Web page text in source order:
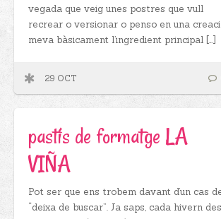
vegada que veig unes postres que vull
recrear o versionar o penso en una
meva bàsicament l’ingredient principal […]
29 OCT
pastís de formatge LA
VIÑA
Pot ser que ens trobem davant d’un cas
“deixa de buscar”. Ja saps, cada hivern des